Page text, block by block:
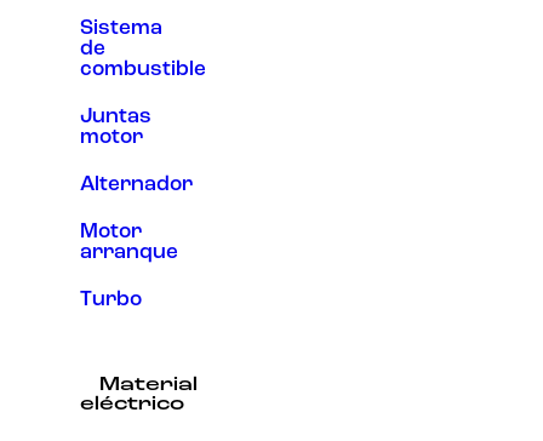
Sistema
de
combustible
Juntas
motor
Alternador
Motor
arranque
Turbo
Material
eléctrico